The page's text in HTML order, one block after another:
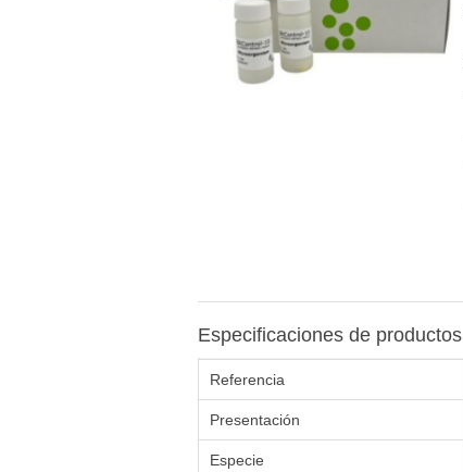
Especificaciones de productos
Referencia
Presentación
Especie